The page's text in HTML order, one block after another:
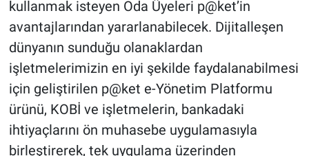
kullanmak isteyen Oda Üyeleri p@ket’in
avantajlarından yararlanabilecek. Dijitalleşen
dünyanın sunduğu olanaklardan
işletmelerimizin en iyi şekilde faydalanabilmesi
için geliştirilen p@ket e-Yönetim Platformu
ürünü, KOBİ ve işletmelerin, bankadaki
ihtiyaçlarını ön muhasebe uygulamasıyla
birleştirerek, tek uygulama üzerinden